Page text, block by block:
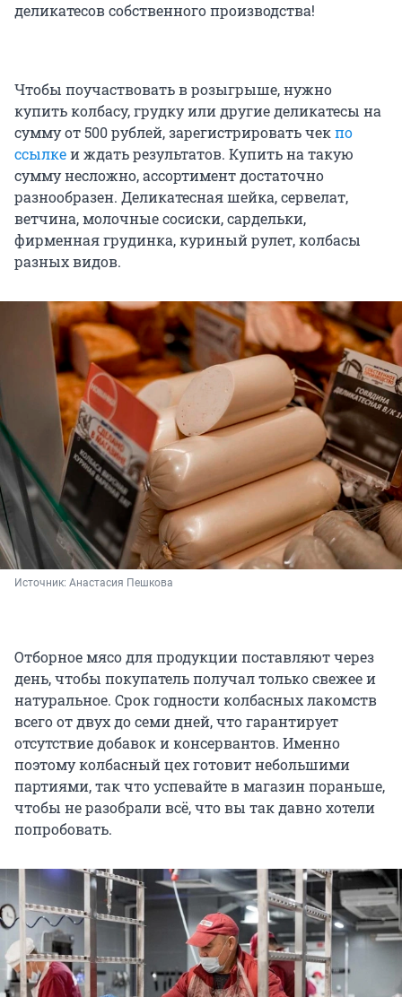
деликатесов собственного производства!
Чтобы поучаствовать в розыгрыше, нужно
купить колбасу, грудку или другие деликатесы на
сумму от 500 рублей, зарегистрировать чекпо
ссылкеи ждать результатов. Купить на такую
сумму несложно, ассортимент достаточно
разнообразен. Деликатесная шейка, сервелат,
ветчина, молочные сосиски, сардельки,
фирменная грудинка, куриный рулет, колбасы
разных видов.
Источник: Анастасия Пешкова
Отборное мясо для продукции поставляют через
день, чтобы покупатель получал только свежее и
натуральное. Срок годности колбасных лакомств
всего от двух до семи дней, что гарантирует
отсутствие добавок и консервантов. Именно
поэтому колбасный цех готовит небольшими
партиями, так что успевайте в магазин пораньше,
чтобы не разобрали всё, что вы так давно хотели
попробовать.